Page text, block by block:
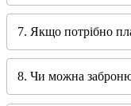
7. Якщо потрібно
8. Чи можна